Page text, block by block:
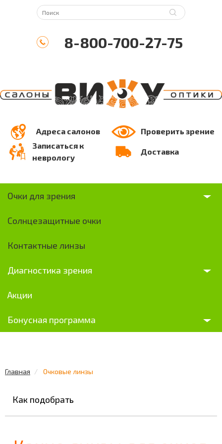
8-800-700-27-75
Адреса салонов
Проверить зрение
Записаться к
неврологу
Доставка
Очки для зрения
Солнцезащитные очки
Контактные линзы
Диагностика зрения
Акции
Бонусная программа
Главная Очковые линзы
Как подобрать